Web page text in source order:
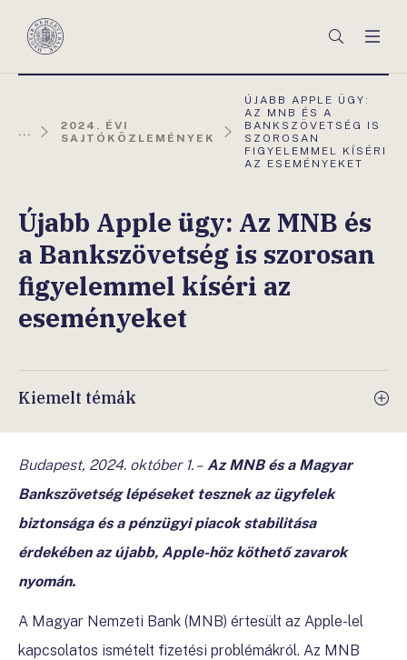
Magyar
Keresés
...
2024. ÉVI
SAJTÓKÖZLEMÉNYEK
AKTUÁLIS
OLDAL:
ÚJABB APPLE ÜGY:
AZ MNB ÉS A
BANKSZÖVETSÉG IS
SZOROSAN
FIGYELEMMEL KÍSÉRI
AZ ESEMÉNYEKET
Újabb Apple ügy: Az MNB és
a Bankszövetség is szorosan
figyelemmel kíséri az
eseményeket
Kiemelt témák
Budapest, 2024. október 1. – Az MNB és a Magyar
Bankszövetség lépéseket tesznek az ügyfelek
biztonsága és a pénzügyi piacok stabilitása
érdekében az újabb, Apple-höz köthető zavarok
nyomán.
A Magyar Nemzeti Bank (MNB) értesült az Apple-lel
kapcsolatos ismételt fizetési problémákról. Az MNB